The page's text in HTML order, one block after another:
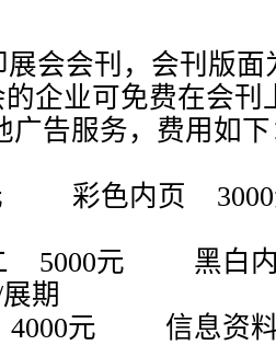
会会刊，会刊版面
企业可免费在会刊
广告服务，费用如
彩色内页
二 5000元 黑
期
4000元 信息